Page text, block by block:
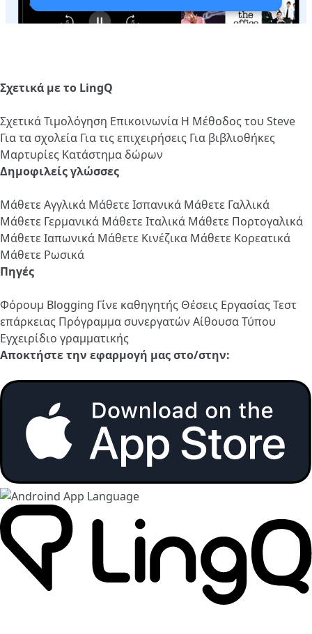
Σχετικά με το LingQ
ΣχετικάΤιμολόγηση Επικοινωνία Η Μέθοδος του Steve
Για τα σχολεία Για τις επιχειρήσεις Για βιβλιοθήκες
Μαρτυρίες Κατάστημα δώρων
Δημοφιλείς γλώσσες
Μάθετε Αγγλικά Μάθετε Ισπανικά Μάθετε Γαλλικά
Μάθετε Γερμανικά Μάθετε Ιταλικά Μάθετε Πορτογαλικά
Μάθετε Ιαπωνικά Μάθετε Κινέζικα Μάθετε Κορεατικά
Μάθετε Ρωσικά
Πηγές
Φόρουμ Blogging Γίνε καθηγητής Θέσεις ΕργασίαςΤεστ
επάρκειας Πρόγραμμα συνεργατών Αίθουσα Τύπου
Εγχειρίδιο γραμματικής
Αποκτήστε την εφαρμογή μας στο/στην: